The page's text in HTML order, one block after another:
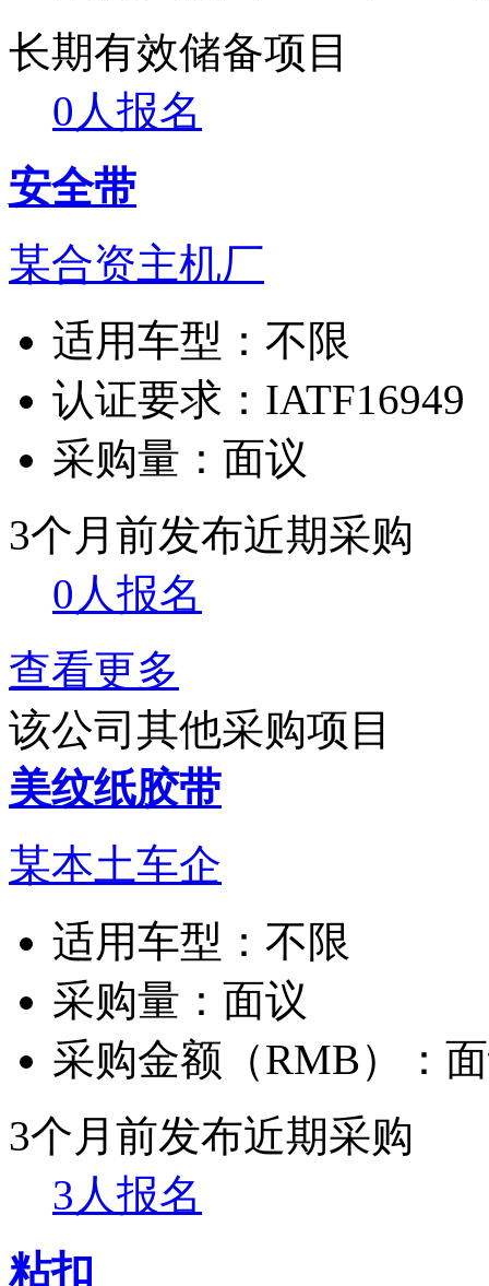
长期有效储备项目
0人报名
安全带
某合资主机厂
适用车型： 不限
认证要求： IATF16949
采购量： 面议
3个月前发布近期采购
0人报名
查看更多
该公司其他采购项目
美纹纸胶带
某本土车企
适用车型： 不限
采购量： 面议
采购金额（RMB）：
3个月前发布近期采购
3人报名
粘扣